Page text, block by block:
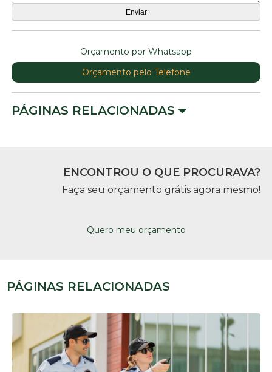
Orçamento por Whatsapp
Orçamento pelo Telefone
PÁGINAS RELACIONADAS
ENCONTROU O QUE PROCURAVA?
Faça seu orçamento grátis agora mesmo!
Quero meu orçamento
PÁGINAS RELACIONADAS